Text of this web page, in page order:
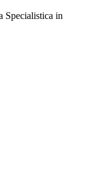
Specialistica in